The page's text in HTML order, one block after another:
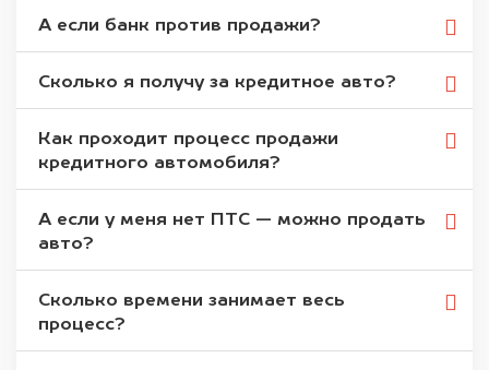
А если банк против продажи?
Сколько я получу за кредитное авто?
Как проходит процесс продажи
кредитного автомобиля?
А если у меня нет ПТС — можно продать
авто?
Сколько времени занимает весь
процесс?